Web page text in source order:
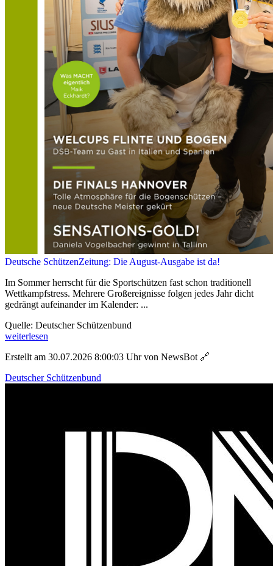
Deutsche SchützenZeitung: Die August-Ausgabe ist da!
Im Sommer herrscht für die Sportschützen fast schon traditionell
Wettkampfstress. Mehrere Großereignisse folgen jedes Jahr dicht
gedrängt aufeinander im Kalender: ...
Quelle: Deutscher Schützenbund
weiterlesen
Erstellt am 30.07.2026 8:00:03 Uhr von NewsBot 🔗
Deutscher Schützenbund